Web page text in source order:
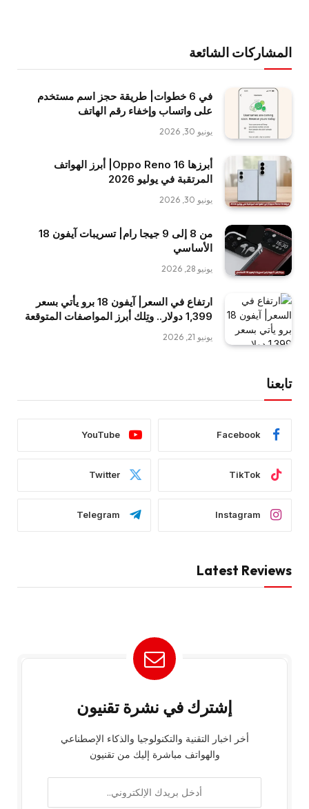
المشاركات الشائعة
في 6 خطوات| طريقة حجز اسم مستخدم
على واتساب وإخفاء رقم الهاتف
يونيو 30, 2026
أبرزها Oppo Reno 16| أبرز الهواتف
المرتقبة في يوليو 2026
يونيو 30, 2026
من 8 إلى 9 جيجا رام| تسريبات آيفون 18
الأساسي
يونيو 28, 2026
ارتفاع في السعر| آيفون 18 برو يأتي بسعر
1,399 دولار.. وتِلك أبرز المواصفات المتوقعة
يونيو 21, 2026
تابعنا
Facebook
YouTube
TikTok
Twitter
Instagram
Telegram
Latest Reviews
إشترك في نشرة تقنيون
أخر اخبار التقنية والتكنولوجيا والذكاء الإصطناعي
والهواتف مباشرة إليك من تقنيون